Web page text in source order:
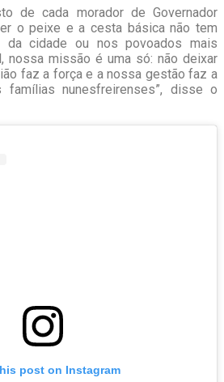
de cada morador de Governador
o peixe e a cesta básica não tem
da cidade ou nos povoados mais
nossa missão é uma só: não deixar
faz a força e a nossa gestão faz a
nunesfreirenses”, disse o
post on Instagram